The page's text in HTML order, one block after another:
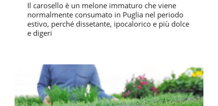
Il carosello è un melone immaturo che viene
normalmente consumato in Puglia nel periodo
estivo, perché dissetante, ipocalorico e più dolce
e digeri